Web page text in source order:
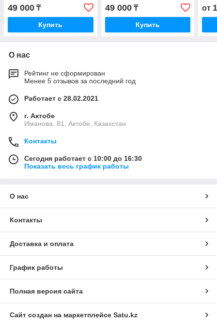
49 000 ₸
Купить
49 000₸
Купить
от
О нас
Рейтинг не сформирован
Менее 5 отзывов за последний год
Работает с 28.02.2021
г. Актобе
Иманова, 81, Актобе, Казахстан
Контакты
Сегодня работает с 10:00 до 16:30
Показать весь график работы
О нас
Контакты
Доставка и оплата
График работы
Полная версия сайта
Сайт создан на маркетплейсе Satu.kz